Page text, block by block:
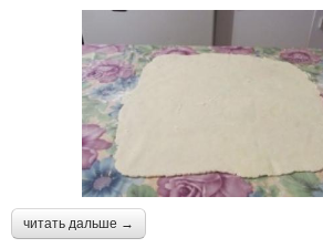
читать дальше →